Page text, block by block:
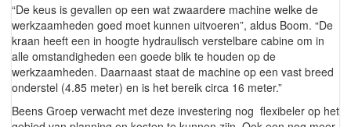
“De keus is gevallen op een wat zwaardere machine welke de
werkzaamheden goed moet kunnen uitvoeren”, aldus Boom. “De
kraan heeft een in hoogte hydraulisch verstelbare cabine om in
alle omstandigheden een goede blik te houden op de
werkzaamheden. Daarnaast staat de machine op een vast breed
onderstel (4.85 meter) en is het bereik circa 16 meter.”
Beens Groep verwacht met deze investering nog flexibeler op het